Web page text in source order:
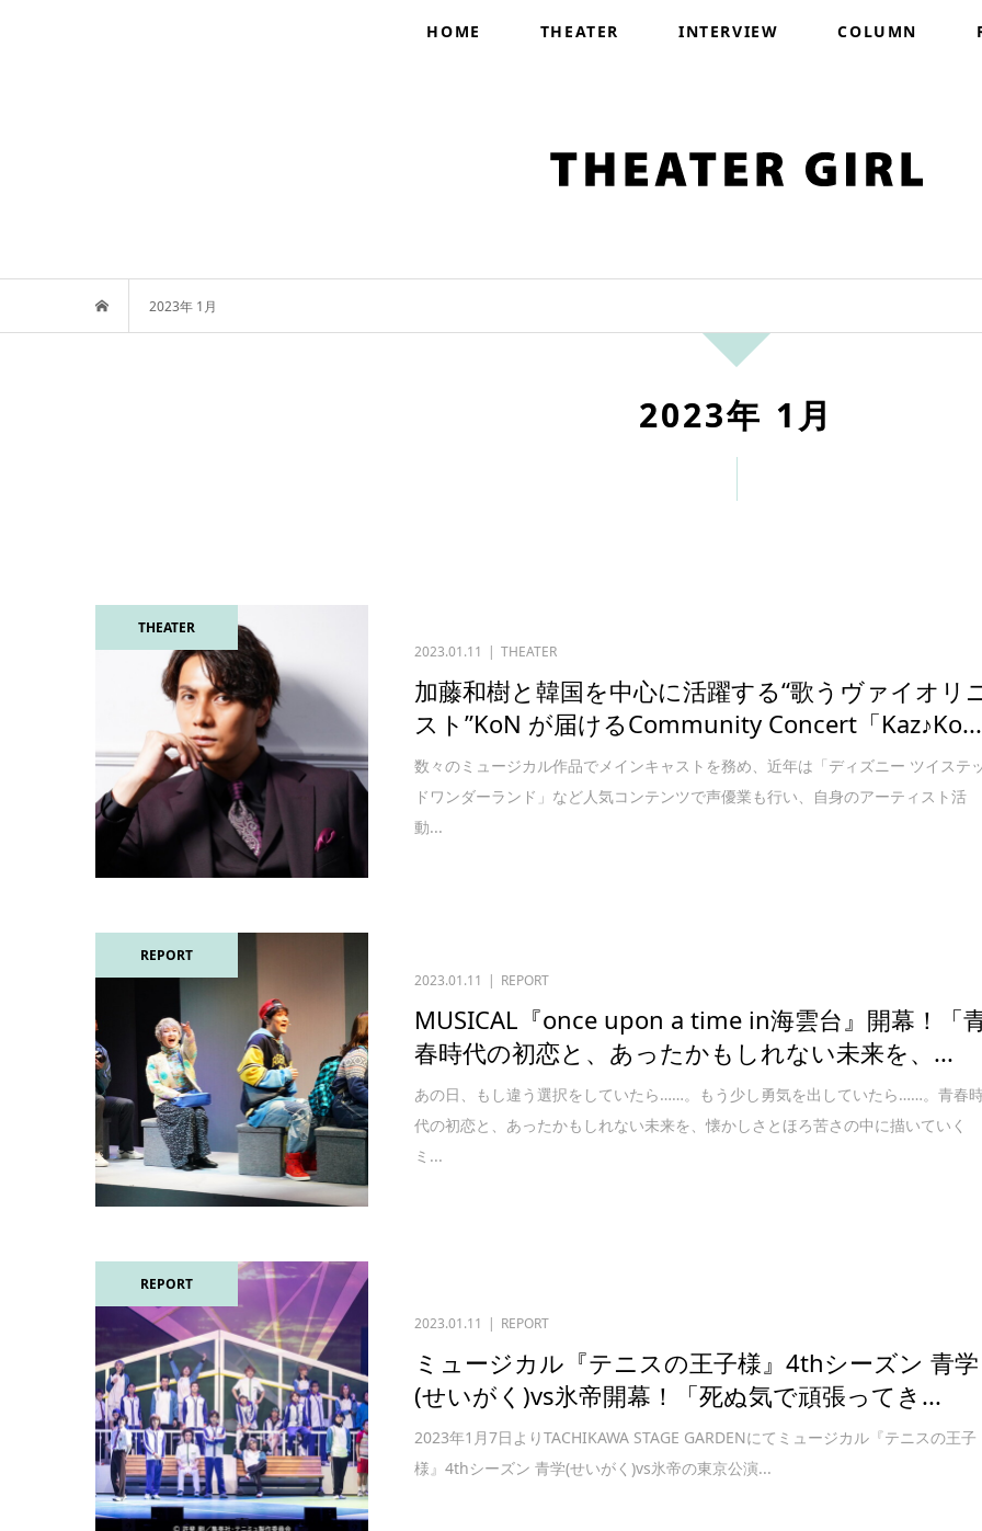
HOME THEATER INTERVIEW COLUMN
2023年 1月
2023年 1月
THEATER
2023.01.11
THEATER
加藤和樹と韓国を中心に活躍する“歌うヴァイオリ
スト”KoN が届けるCommunity Concert「Kaz♪Ko...
数々のミュージカル作品でメインキャストを務め、近年は「ディズニー ツイステ
ドワンダーランド」など人気コンテンツで声優業も行い、自身のアーティスト活
動...
REPORT
2023.01.11
REPORT
MUSICAL『once upon a time in海雲台』開幕！「
春時代の初恋と、あったかもしれない未来を、...
あの日、もし違う選択をしていたら……。もう少し勇気を出していたら……。青春
代の初恋と、あったかもしれない未来を、懐かしさとほろ苦さの中に描いていく
ミ...
REPORT
2023.01.11 REPORT
ミュージカル『テニスの王子様』4thシーズン 青学
(せいがく)vs氷帝開幕！「死ぬ気で頑張ってき...
2023年1月7日よりTACHIKAWA STAGE GARDENにてミュージカル『テニスの王子
様』4thシーズン 青学(せいがく)vs氷帝の東京公演...